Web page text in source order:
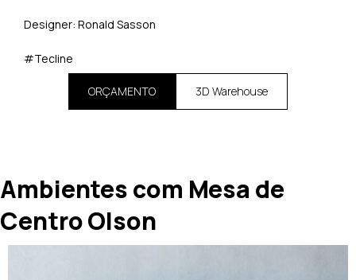
Designer: Ronald Sasson
#Tecline
ORÇAMENTO 3D Warehouse
Ambientes com Mesa de
Centro Olson